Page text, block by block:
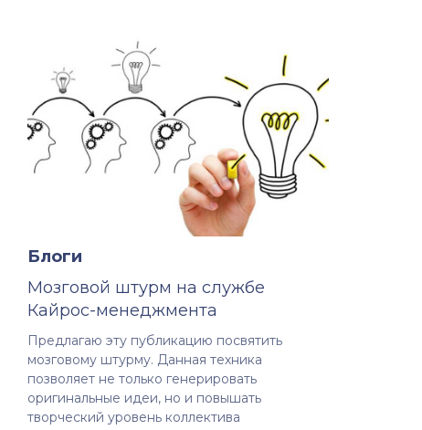
Блоги
Мозговой штурм на службе
Кайрос-менеджмента
Предлагаю эту публикацию посвятить
мозговому штурму. Данная техника
позволяет не только генерировать
оригинальные идеи, но и повышать
творческий уровень коллектива